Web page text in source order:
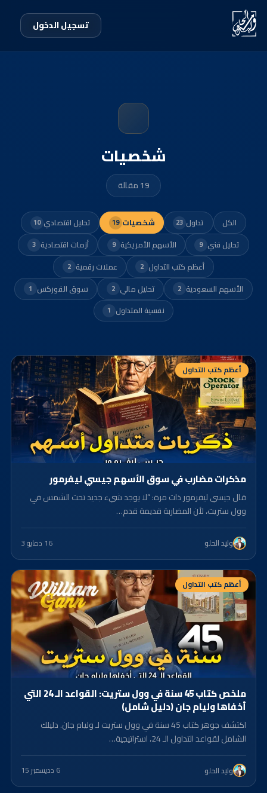
تسجيل الدخول
شخصيات
19 مقالة
الكل تداول 23 شخصيات 19 تحليل اقتصادي 10
تحليل فني 9 الأسهم الأمريكية 9 أزمات اقتصادية 3
أعظم كتب التداول 2 عملات رقمية 2
الأسهم السعودية 2 تحليل مالي 2 سوق الفوركس 1
نفسية المتداول 1
أعظم كتب التداول
مذكرات مضارب في سوق الأسهم جيسي ليفرمور
قال جيسي ليفرمور ذات مرة: “لا يوجد شيء جديد تحت الشمس في
وول ستريت، لأن المضاربة قديمة قدم…
وليد الحلو 16 د مايو 3
أعظم كتب التداول
ملخص كتاب 45 سنة في وول ستريت: القواعد الـ 24 التي
أخفاها وليام جان (دليل شامل)
اكتشف جوهر كتاب 45 سنة في وول ستريت لـ وليام جان. دليلك
الشامل لقواعد التداول الـ 24، استراتيجية…
وليد الحلو 6 د ديسمبر 15